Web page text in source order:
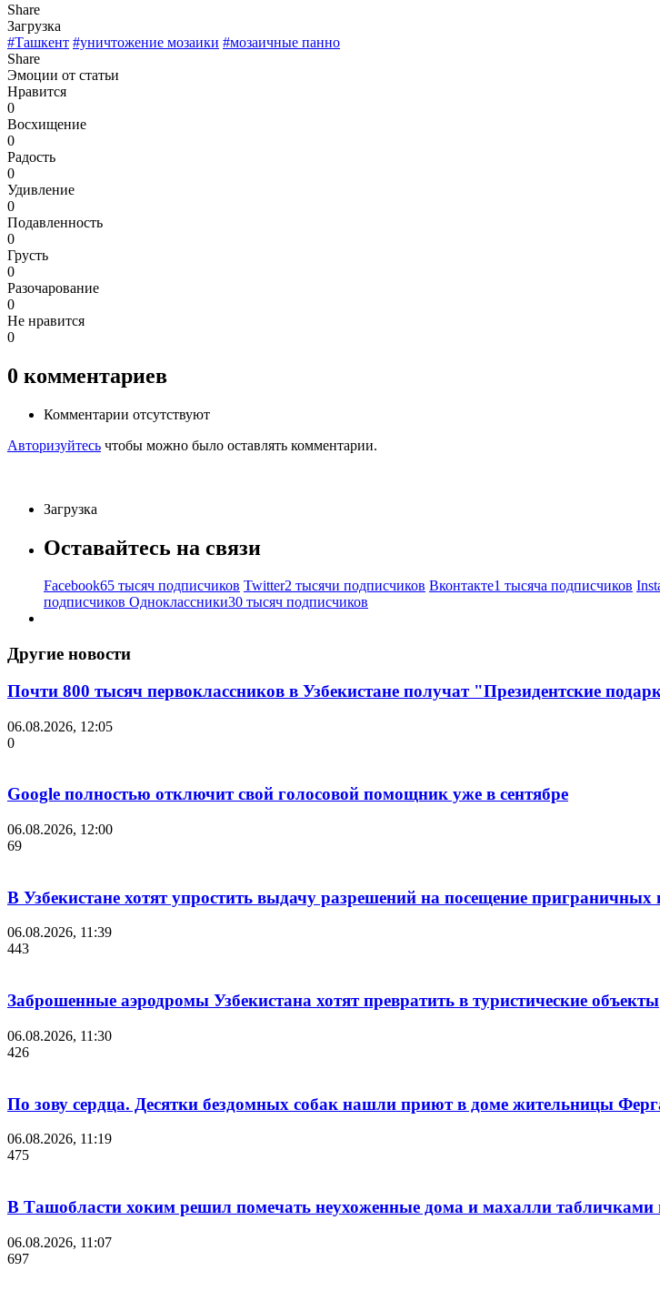
Share
Загрузка
#Ташкент #уничтожение мозаики #мозаичные панно
Share
Эмоции от статьи
Нравится
0
Восхищение
0
Радость
0
Удивление
0
Подавленность
0
Грусть
0
Разочарование
0
Не нравится
0
0 комментариев
Комментарии отсутствуют
Авторизуйтесь чтобы можно было оставлять комментарии.
Загрузка
Оставайтесь на связи
Facebook65 тысяч подписчиков Twitter2 тысячи подписчиков Вконтакте1 тысяча подписчиков
подписчиков Одноклассники30 тысяч подписчиков
Другие новости
Почти 800 тысяч первоклассников в Узбекистане получат "Президентские
06.08.2026, 12:05
0
Google полностью отключит свой голосовой помощник уже в сентябре
06.08.2026, 12:00
69
В Узбекистане хотят упростить выдачу разрешений на посещение
06.08.2026, 11:39
443
Заброшенные аэродромы Узбекистана хотят превратить в туристические объекты
06.08.2026, 11:30
426
По зову сердца. Десятки бездомных собак нашли приют в доме жительницы
06.08.2026, 11:19
475
В Ташобласти хоким решил помечать неухоженные дома и махалли табличками
06.08.2026, 11:07
697